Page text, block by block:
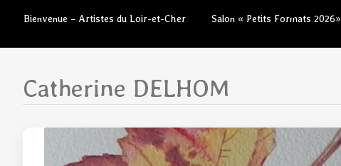
Aller
contenu
Bienvenue – Artistes du Loir-et-Cher Salon « Petits Formats 2026»
Catherine DELHOM